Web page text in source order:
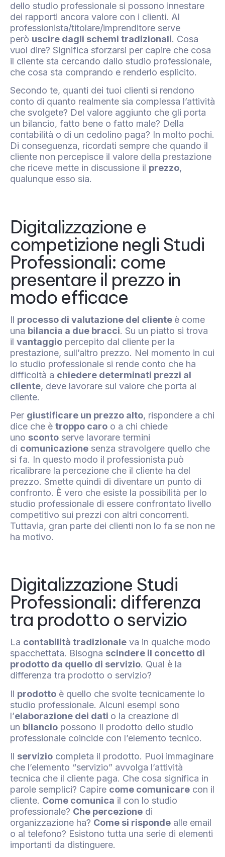
dello studio professionale si possono innestare
dei rapporti ancora valore con i clienti. Al
professionista/titolare/imprenditore serve
però uscire dagli schemi tradizionali. Cosa
vuol dire? Significa sforzarsi per capire che cosa
il cliente sta cercando dallo studio professionale,
che cosa sta comprando e renderlo esplicito.
Secondo te, quanti dei tuoi clienti si rendono
conto di quanto realmente sia complessa l’attività
che svolgete? Del valore aggiunto che gli porta
un bilancio, fatto bene o fatto male? Della
contabilità o di un cedolino paga? In molto pochi.
Di conseguenza, ricordati sempre che quando il
cliente non percepisce il valore della prestazione
che riceve mette in discussione il prezzo,
qualunque esso sia.
Digitalizzazione e
competizione negli Studi
Professionali: come
presentare il prezzo in
modo efficace
Il processo di valutazione del cliente è come
una bilancia a due bracci. Su un piatto si trova
il vantaggio percepito dal cliente per la
prestazione, sull’altro prezzo. Nel momento in cui
lo studio professionale si rende conto che ha
difficoltà a chiedere determinati prezzi al
cliente, deve lavorare sul valore che porta al
cliente.
Per giustificare un prezzo alto, rispondere a chi
dice che è troppo caro o a chi chiede
uno sconto serve lavorare termini
di comunicazione senza stravolgere quello che
si fa. In questo modo il professionista può
ricalibrare la percezione che il cliente ha del
prezzo. Smette quindi di diventare un punto di
confronto. È vero che esiste la possibilità per lo
studio professionale di essere confrontato livello
competitivo sui prezzi con altri concorrenti.
Tuttavia, gran parte dei clienti non lo fa se non ne
ha motivo.
Digitalizzazione Studi
Professionali: differenza
tra prodotto o servizio
La contabilità tradizionale va in qualche modo
spacchettata. Bisogna scindere il concetto di
prodotto da quello di servizio. Qual è la
differenza tra prodotto o servizio?
Il prodotto è quello che svolte tecnicamente lo
studio professionale. Alcuni esempi sono
l’elaborazione dei dati o la creazione di
un bilancio possono Il prodotto dello studio
professionale coincide con l’elemento tecnico.
Il servizio completa il prodotto. Puoi immaginare
che l’elemento “servizio” avvolga l’attività
tecnica che il cliente paga. Che cosa significa in
parole semplici? Capire come comunicare con il
cliente. Come comunica il con lo studio
professionale? Che percezione di
organizzazione ha? Come si risponde alle email
o al telefono? Esistono tutta una serie di elementi
importanti da distinguere.